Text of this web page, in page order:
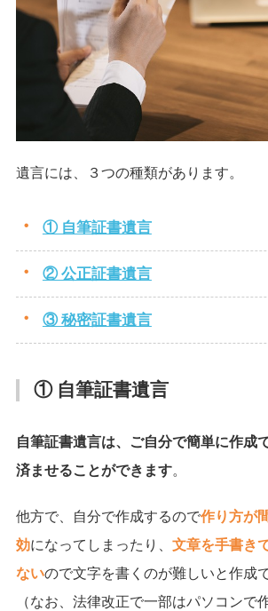
遺言には、３つの種類があります。
① 自筆証書遺言
② 公正証書遺言
③ 秘密証書遺言
① 自筆証書遺言
自筆証書遺言は、ご自分で簡単に作成
済ませることができます。
他方で、自分で作成するので作り方が
効になってしまったり、 文章を手書き
ないので文字を書くのが難しいと作成
（なお、法律改正で一部はパソコンで